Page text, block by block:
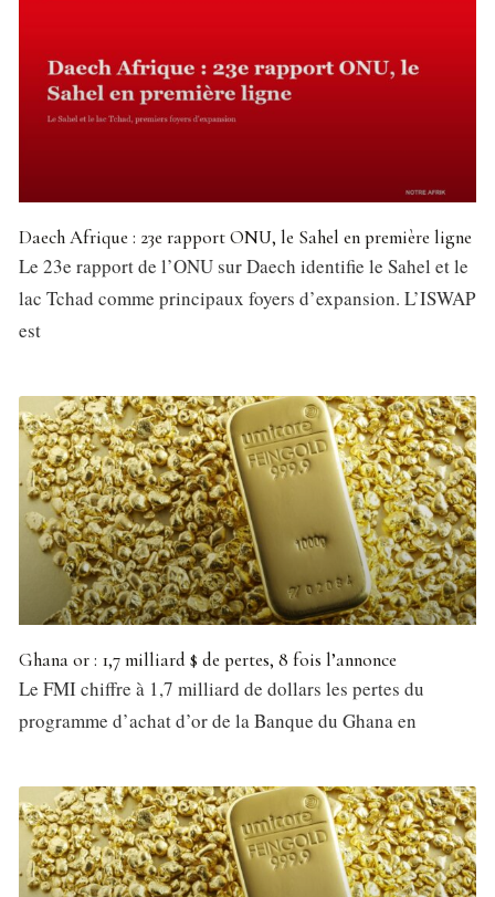
Daech Afrique : 23e rapport ONU, le Sahel en première ligne
Le 23e rapport de l’ONU sur Daech identifie le Sahel et le
lac Tchad comme principaux foyers d’expansion. L’ISWAP
est
Ghana or : 1,7 milliard $ de pertes, 8 fois l’annonce
Le FMI chiffre à 1,7 milliard de dollars les pertes du
programme d’achat d’or de la Banque du Ghana en